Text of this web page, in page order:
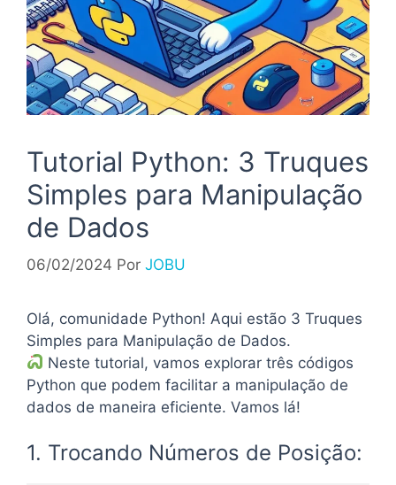
Tutorial Python: 3 Truques
Simples para Manipulação
de Dados
06/02/2024 Por JOBU
Olá, comunidade Python! Aqui estão 3 Truques
Simples para Manipulação de Dados.
Neste tutorial, vamos explorar três códigos
Python que podem facilitar a manipulação de
dados de maneira eficiente. Vamos lá!
1. Trocando Números de Posição: